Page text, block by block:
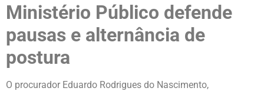
Ministério Público defende
pausas e alternância de
postura
O procurador Eduardo Rodrigues do Nascimento,